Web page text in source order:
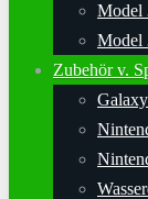
Model
Model
Zubehör v.